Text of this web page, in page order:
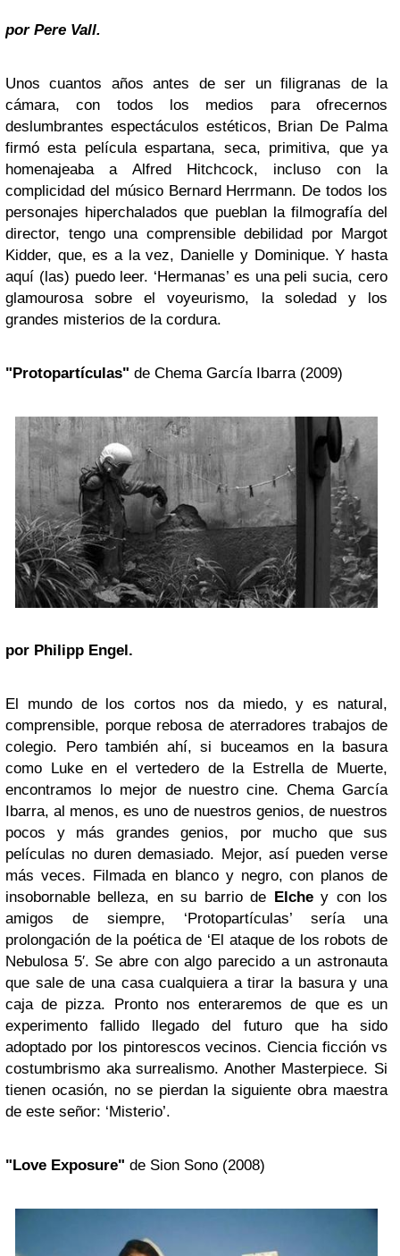
por Pere Vall.
Unos cuantos años antes de ser un filigranas de la
cámara, con todos los medios para ofrecernos
deslumbrantes espectáculos estéticos, Brian De Palma
firmó esta película espartana, seca, primitiva, que ya
homenajeaba a Alfred Hitchcock, incluso con la
complicidad del músico Bernard Herrmann. De todos los
personajes hiperchalados que pueblan la filmografía del
director, tengo una comprensible debilidad por Margot
Kidder, que, es a la vez, Danielle y Dominique. Y hasta
aquí (las) puedo leer. ‘Hermanas’ es una peli sucia, cero
glamourosa sobre el voyeurismo, la soledad y los
grandes misterios de la cordura.
"Protopartículas" de Chema García Ibarra (2009)
por Philipp Engel.
El mundo de los cortos nos da miedo, y es natural,
comprensible, porque rebosa de aterradores trabajos de
colegio. Pero también ahí, si buceamos en la basura
como Luke en el vertedero de la Estrella de Muerte,
encontramos lo mejor de nuestro cine. Chema García
Ibarra, al menos, es uno de nuestros genios, de nuestros
pocos y más grandes genios, por mucho que sus
películas no duren demasiado. Mejor, así pueden verse
más veces. Filmada en blanco y negro, con planos de
insobornable belleza, en su barrio de
Elchey con los
amigos de siempre, ‘Protopartículas’ sería una
prolongación de la poética de ‘El ataque de los robots de
Nebulosa 5′. Se abre con algo parecido a un astronauta
que sale de una casa cualquiera a tirar la basura y una
caja de pizza. Pronto nos enteraremos de que es un
experimento fallido llegado del futuro que ha sido
adoptado por los pintorescos vecinos. Ciencia ficción vs
costumbrismo aka surrealismo. Another Masterpiece. Si
tienen ocasión, no se pierdan la siguiente obra maestra
de este señor: ‘Misterio’.
"Love Exposure" de Sion Sono (2008)